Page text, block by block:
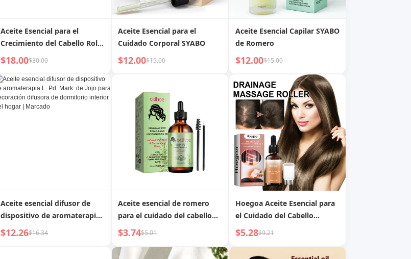
Aceite Esencial para el
Crecimiento del Cabello Roll-
On de OUHOE: Ginseng y
Cuero Cabelludo para un
Cabello Más Abundante
$18.00$30.00
Aceite Esencial para el
Cuidado Corporal SYABO
$12.00$15.00
Aceite Esencial Capilar SYABO
de Romero
$12.00$15.00
Aceite esencial difusor de
dispositivo de aromaterapia
L. Pd. Mark. de Jojo para
$12.26$16.34
Aceite esencial de romero
para el cuidado del cabello
repara el cabello, cabello
liso
$3.74$5.01
Hoegoa Aceite Esencial para
el Cuidado del Cabello
Mejora el Cabello Seco y
$5.28$9.21